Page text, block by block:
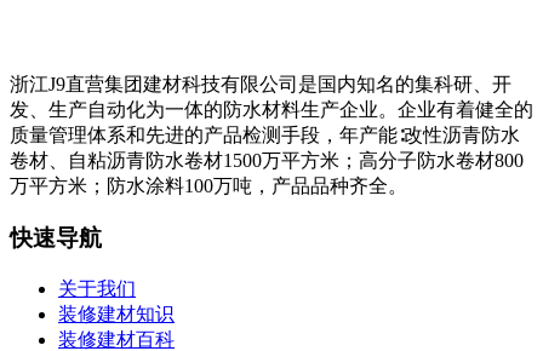
浙江J9直营集团建材科技有限公司是国内知名的集科研、开
发、生产自动化为一体的防水材料生产企业。企业有着健全的
质量管理体系和先进的产品检测手段，年产能∶改性沥青防水
卷材、自粘沥青防水卷材1500万平方米；高分子防水卷材800
万平方米；防水涂料100万吨，产品品种齐全。
快速导航
关于我们
装修建材知识
装修建材百科